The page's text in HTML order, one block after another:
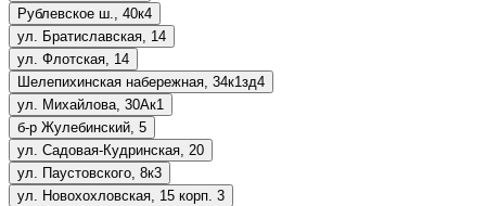
Рублевское ш., 40к4
ул. Братиславская, 14
ул. Флотская, 14
Шелепихинская набережная, 34к1зд4
ул. Михайлова, 30Ак1
б-р Жулебинский, 5
ул. Садовая-Кудринская, 20
ул. Паустовского, 8к3
ул. Новохохловская, 15 корп. 3